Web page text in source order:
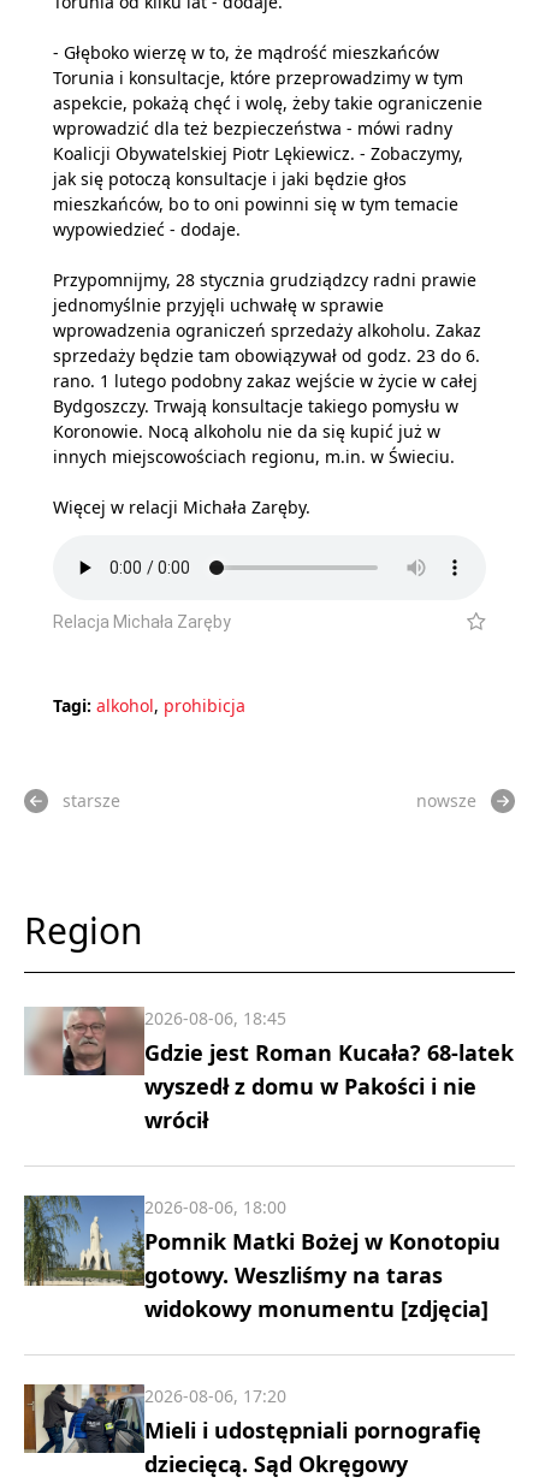
- Głęboko wierzę w to, że mądrość mieszkańców
Torunia i konsultacje, które przeprowadzimy w tym
aspekcie, pokażą chęć i wolę, żeby takie ograniczenie
wprowadzić dla też bezpieczeństwa - mówi radny
Koalicji Obywatelskiej Piotr Lękiewicz. - Zobaczymy,
jak się potoczą konsultacje i jaki będzie głos
mieszkańców, bo to oni powinni się w tym temacie
wypowiedzieć - dodaje.
Przypomnijmy, 28 stycznia grudziądzcy radni prawie
jednomyślnie przyjęli uchwałę w sprawie
wprowadzenia ograniczeń sprzedaży alkoholu. Zakaz
sprzedaży będzie tam obowiązywał od godz. 23 do 6.
rano. 1 lutego podobny zakaz wejście w życie w całej
Bydgoszczy. Trwają konsultacje takiego pomysłu w
Koronowie. Nocą alkoholu nie da się kupić już w
innych miejscowościach regionu, m.in. w Świeciu.
Więcej w relacji Michała Zaręby.
Relacja Michała Zaręby
Tagi: alkohol, prohibicja
starsze nowsze
Region
Gdzie jest Roman Kucała? 68-latek
wyszedł z domu w Pakości i nie
wrócił
2026-08-06, 18:45
Pomnik Matki Bożej w Konotopiu
gotowy. Weszliśmy na taras
widokowy monumentu [zdjęcia]
2026-08-06, 18:00
Mieli i udostępniali pornografię
dziecięcą. Sąd Okręgowy
2026-08-06, 17:20